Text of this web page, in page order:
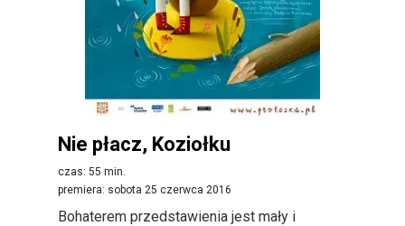
Nie płacz, Koziołku
czas: 55 min.
premiera: sobota 25 czerwca 2016
Bohaterem przedstawienia jest mały i